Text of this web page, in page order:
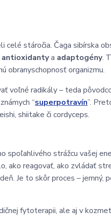
stáročia. Čaga sibírska
antioxidantya adaptogény.
obranyschopnosť organizmu.
voľné radikály – teda
“superpotravín”.
shiitake či cordyceps.
spoľahlivého strážcu vašej
ako reagovať, ako zvládať
Je to skôr proces – jemný,
fytoterapii, ale aj v